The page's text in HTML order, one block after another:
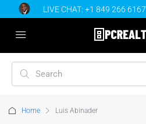
LIVE CHAT: +1 849 266 6167
Home Luis Abinader